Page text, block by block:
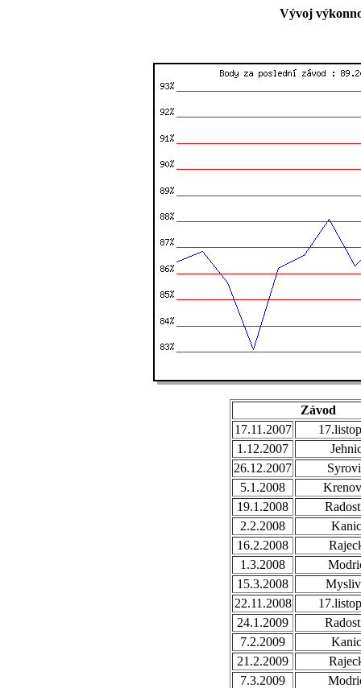
Vývoj
Závod
17.11.2007
1.12.2007
26.12.2007
5.1.2008
19.1.2008
2.2.2008
16.2.2008
1.3.2008
15.3.2008
22.11.2008
24.1.2009
7.2.2009
21.2.2009
7.3.2009